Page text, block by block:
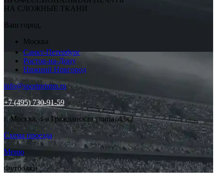
НА СЛОЖНЫЕ ТКАНИ
Ваш город,
Москва
Санкт-Петербург
Ростов-на-Дону
Нижний Новгород
info@sportprintm.ru
+7 (495) 730-91-59
г. Москва, 4-я Гражданская улица, 43к2
Схема проезда
Меню
Футболки